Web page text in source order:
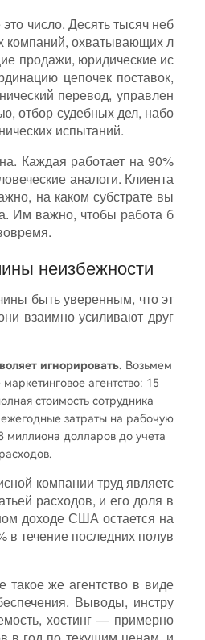
число. Десять тысяч неб
компаний, охватывающих л
продажи, юридические ис
цепочек поставок,
перевод, управлен
отбор судебных дел, набо
испытаний.
Каждая работает на 90%
аналоги. Клиента
на каком субстрате вы
Им важно, чтобы работа б
неизбежности
быть уверенным, что эт
взаимно усиливают друг
игнорировать. Возьмем
агентство: 15
стоимость сотрудника
затраты на рабочую
миллиона долларов до учета
компании труд являетс
расходов, и его доля в
доходе США остается на
в течение последних полув
такое же агентство в виде
Выводы, инстру
хостинг — примерно